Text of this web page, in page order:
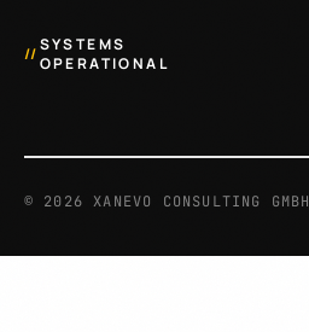
//SYSTEMS
OPERATIONAL
© 2026 XANEVO CONSULTING GMBH